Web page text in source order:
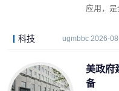
应用，是
科技 ugmbbc 2026-
美政府
备